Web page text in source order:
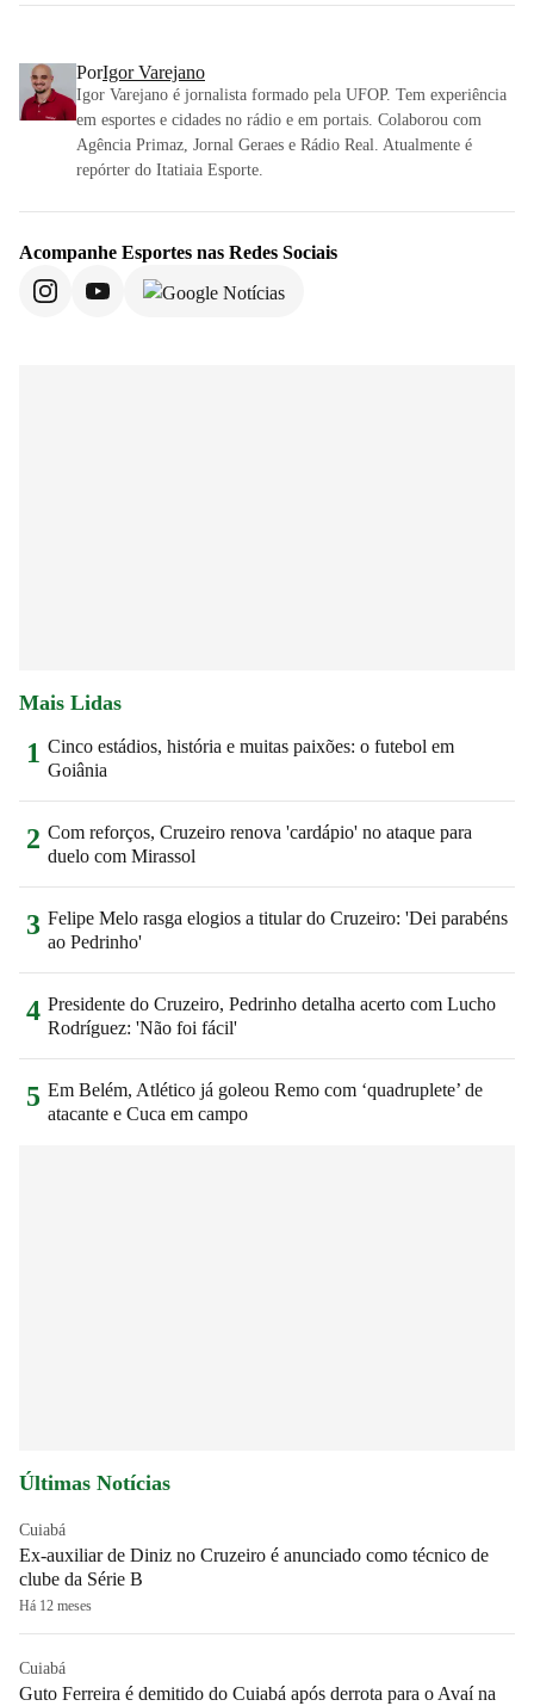
PorIgor Varejano
Igor Varejano é jornalista formado pela UFOP. Tem experiência
em esportes e cidades no rádio e em portais. Colaborou com
Agência Primaz, Jornal Geraes e Rádio Real. Atualmente é
repórter do Itatiaia Esporte.
Acompanhe Esportes nas Redes Sociais
Mais Lidas
1 Cinco estádios, história e muitas paixões: o futebol em
Goiânia
2 Com reforços, Cruzeiro renova 'cardápio' no ataque para
duelo com Mirassol
3 Felipe Melo rasga elogios a titular do Cruzeiro: 'Dei parabéns
ao Pedrinho'
4 Presidente do Cruzeiro, Pedrinho detalha acerto com Lucho
Rodríguez: 'Não foi fácil'
5 Em Belém, Atlético já goleou Remo com ‘quadruplete’ de
atacante e Cuca em campo
Últimas Notícias
Cuiabá
Ex-auxiliar de Diniz no Cruzeiro é anunciado como técnico de
clube da Série B
Há 12 meses
Cuiabá
Guto Ferreira é demitido do Cuiabá após derrota para o Avaí na